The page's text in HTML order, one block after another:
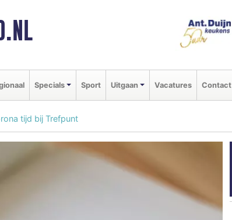
Specials Sport Uitgaan Vacatures Contact
tijd bij Trefpunt